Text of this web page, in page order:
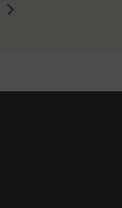
Nächstes